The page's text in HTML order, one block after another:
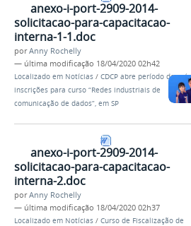
anexo-i-port-2909-2014-
solicitacao-para-capacitacao-
interna-1-1.doc
porAnny Rochelly
— última modificação 18/04/2020 02h42
Localizado em Notícias / CDCP abre período de pré-
inscrições para curso “Redes industriais de
comunicação de dados”, em SP
anexo-i-port-2909-2014-
solicitacao-para-capacitacao-
interna-2.doc
porAnny Rochelly
— última modificação 18/04/2020 02h37
Localizado em Notícias / Curso de Fiscalização de